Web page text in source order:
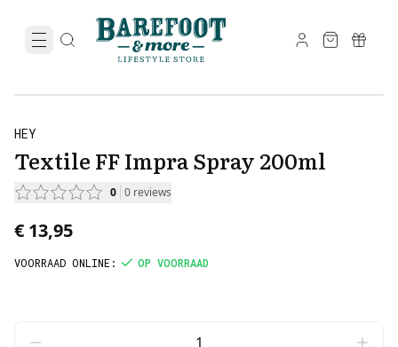
HEY
Textile FF Impra Spray 200ml
0 0 reviews
€ 13,95
VOORRAAD ONLINE : OP VOORRAAD